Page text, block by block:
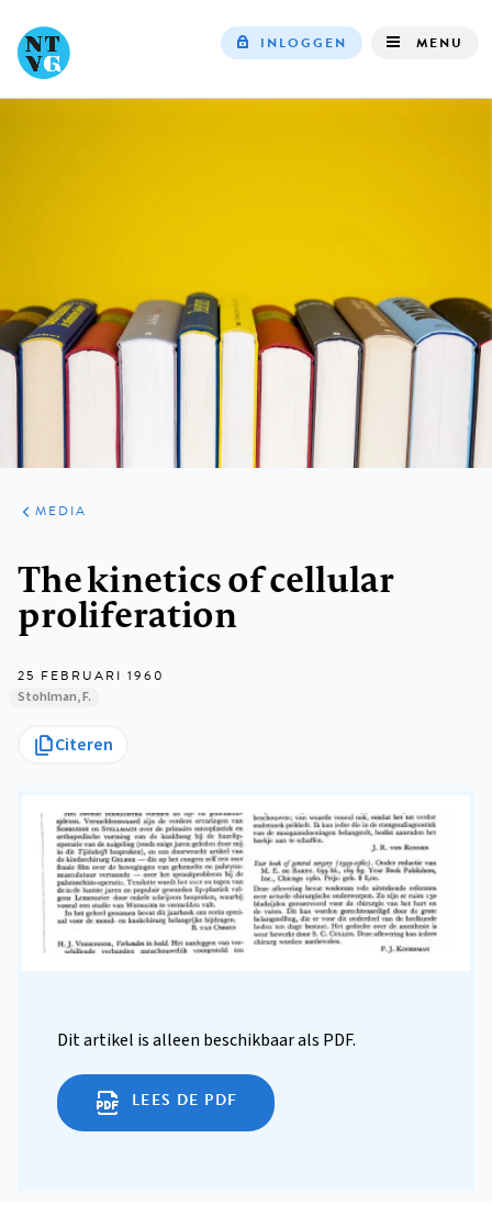
INLOGGEN MENU
ARTIKELEN
VARIA
MEDIA
The kinetics of cellular
proliferation
25 FEBRUARI 1960
Stohlman, F.
Citeren
Dit artikel is alleen beschikbaar als PDF.
LEES DE PDF